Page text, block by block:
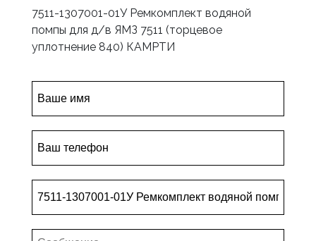
7511-1307001-01У Ремкомплект водяной
помпы для д/в ЯМЗ 7511 (торцевое
уплотнение 840) КАМРТИ